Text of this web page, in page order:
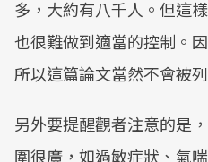
多，大約有八千人。但這
也很難做到適當的控制。
所以這篇論文當然不會被
另外要提醒觀者注意的是
圍很廣，如過敏症狀、氣